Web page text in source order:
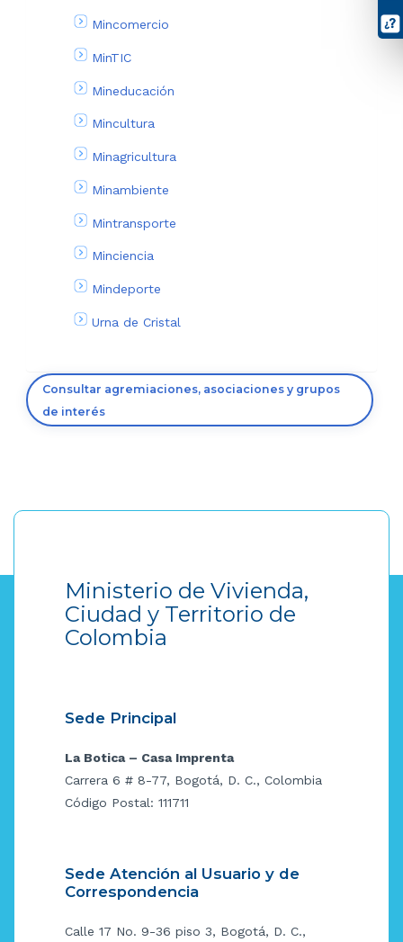
Mincomercio
MinTIC
Mineducación
Mincultura
Minagricultura
Minambiente
Mintransporte
Minciencia
Mindeporte
Urna de Cristal
Consultar agremiaciones, asociaciones y grupos
de interés
Ministerio de Vivienda,
Ciudad y Territorio de
Colombia
Sede Principal
La Botica – Casa Imprenta
Carrera 6 # 8-77, Bogotá, D. C., Colombia
Código Postal: 111711
Sede Atención al Usuario y de
Correspondencia
Calle 17 No. 9-36 piso 3, Bogotá, D. C.,